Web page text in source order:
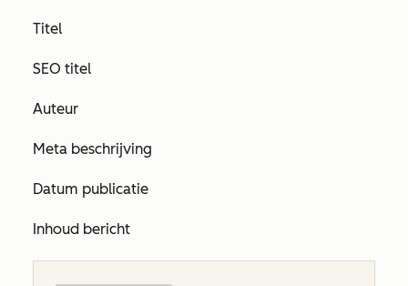
Titel
SEO titel
Auteur
Meta beschrijving
Datum publicatie
Inhoud bericht